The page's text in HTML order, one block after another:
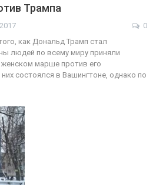
Трампа
0
как Дональд Трамп стал
людей по всему миру приняли
марше против его
состоялся в Вашингтоне, однако по